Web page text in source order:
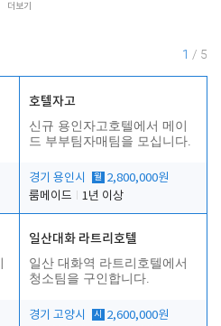
더보기
1 / 5
호텔자고
신규 용인자고호텔에서 메이
드 부부팀자매팀을 모십니다.
경기 용인시 월 2,800,000원
룸메이드
1년 이상
일산대화 라트리호텔
일산 대화역 라트리호텔에서
청소팀을 구인합니다.
경기 고양시 시
2,600,000원